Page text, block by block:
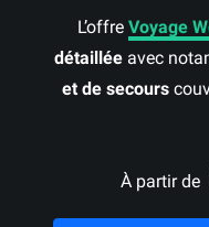
L’offre Voyage
détaillée avec
et de secours
À partir de